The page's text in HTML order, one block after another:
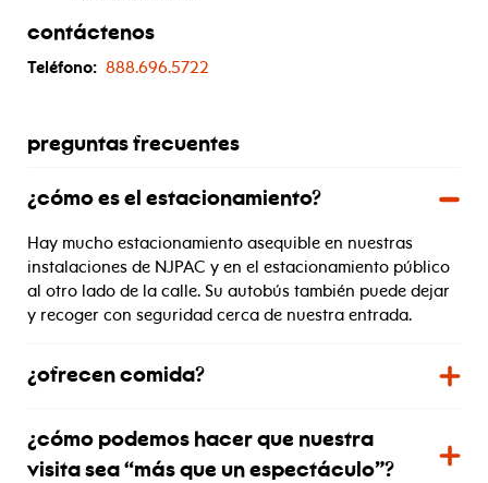
contáctenos
Teléfono: 888.696.5722
preguntas frecuentes
¿cómo es el estacionamiento?
Hay mucho estacionamiento asequible en nuestras
instalaciones de NJPAC y en el estacionamiento público
al otro lado de la calle. Su autobús también puede dejar
y recoger con seguridad cerca de nuestra entrada.
¿ofrecen comida?
¿cómo podemos hacer que nuestra
visita sea “más que un espectáculo”?